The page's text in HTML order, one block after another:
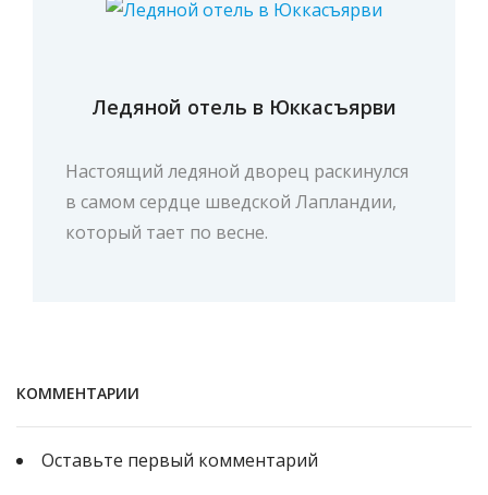
Ледяной отель в Юккасъярви
Настоящий ледяной дворец раскинулся
в самом сердце шведской Лапландии,
который тает по весне.
КОММЕНТАРИИ
Оставьте первый комментарий